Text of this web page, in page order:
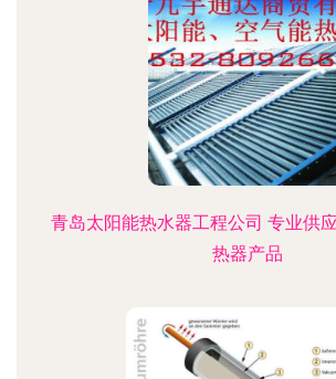
青岛太阳能热水器工程公司 专业供
热器产品